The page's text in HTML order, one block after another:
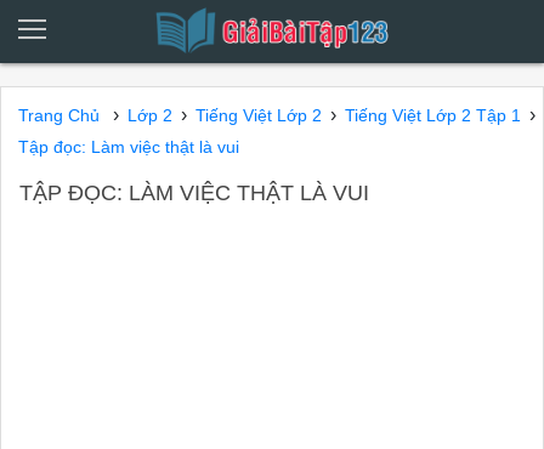
Trang Chủ › Lớp 2 › Tiếng Việt Lớp 2 › Tiếng Việt Lớp 2 Tập 1 ›
Tập đọc: Làm việc thật là vui
TẬP ĐỌC: LÀM VIỆC THẬT LÀ VUI